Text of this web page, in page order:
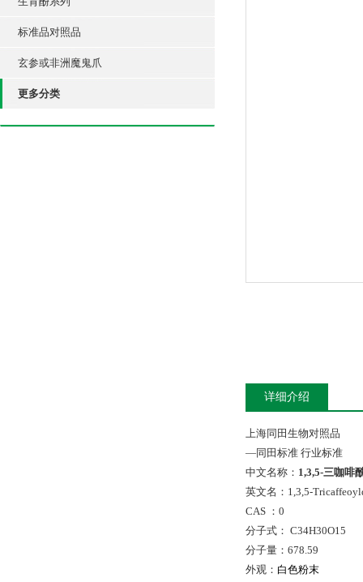
标准品对照品
玄参或非洲魔鬼爪
更多分类
详细介绍
上海同田生物对照品
—同田标准 行业标准
中文名称： 1,3,5-三咖啡
英文名： 1,3,5-
CAS ： 0
分子式： C34H30O15
分子量： 678.59
外观： 白色粉末